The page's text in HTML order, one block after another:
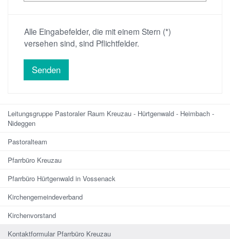
Alle Eingabefelder, die mit einem Stern (*)
versehen sind, sind Pflichtfelder.
Leitungsgruppe Pastoraler Raum Kreuzau - Hürtgenwald - Heimbach -
Nideggen
Pastoralteam
Pfarrbüro Kreuzau
Pfarrbüro Hürtgenwald in Vossenack
Kirchengemeindeverband
Kirchenvorstand
Kontaktformular Pfarrbüro Kreuzau